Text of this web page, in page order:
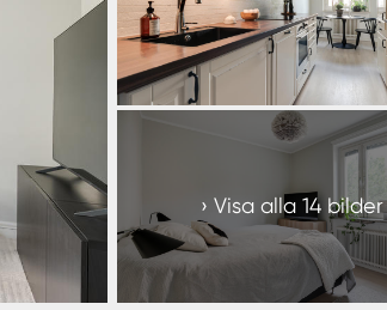
+
Visa alla 14 bilder